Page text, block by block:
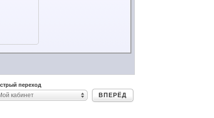
переход
кабинет ВПЕРЁД